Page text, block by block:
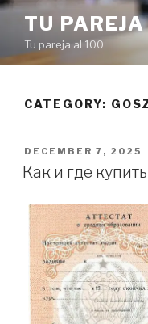
Skip
content
TU
Tu pareja al 100
CATEGORY:
POSTED
ON
DECEMBER 7, 2025
Как и где